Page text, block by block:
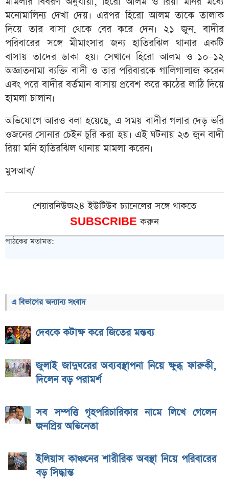
মনোমালিন্য দেখা দেয়। এরপর হিরো আলম তাকে তালাক
দিয়ে তার বাসা থেকে বের করে দেন। ২১ জুন, বাদীর
পরিবারের সঙ্গে মীমাংসার জন্য হাতিরঝিল থানার একটি
বাসায় তাদের ডাকা হয়। সেখানে হিরো আলম ও ১০–১২
অজ্ঞাতনামা ব্যক্তি বাদী ও তার পরিবারকে গালিগালাজ করেন
এবং পরে বাদীর বর্তমান বাসায় প্রবেশ করে কাঠের লাঠি দিয়ে
হামলা চালান।
অভিযোগে আরও বলা হয়েছে, এ সময় বাদীর গলার দেড় ভরি
ওজনের সোনার চেইন চুরি করা হয়। এই ঘটনায় ২৩ জুন বাদী
রিয়া মনি হাতিরঝিল থানায় মামলা করেন।
মুসআব/
শেয়ারনিউজ২৪ ইউটিউব চ্যানেলের সঙ্গে থাকতে
SUBSCRIBEকরুন
পাঠকের মতামত:
এ বিভাগের অন্যান্য সংবাদ
দেবকে কটাক্ষ করে জিতের মন্তব্য
জুলাই জাদুঘরের অব্যবস্থাপনা নিয়ে ক্ষুব্ধ ফারুকী,
দিলেন বড় পরামর্শ
সব সম্পত্তি গৃহপরিচারিকার নামে লিখে গেলেন
জনপ্রিয় অভিনেতা
ইলিয়াস কাঞ্চনের শারীরিক অবস্থা নিয়ে পরিবারের
বড় সিদ্ধান্ত